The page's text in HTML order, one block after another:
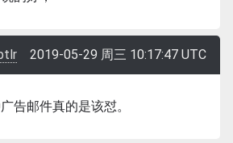
2019-05-29 周三 10:17:47 UTC
告邮件真的是该怼。